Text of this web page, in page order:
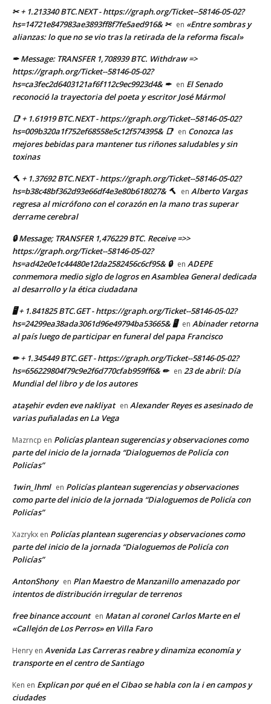
✂ + 1.213340 BTC.NEXT - https://graph.org/Ticket--58146-05-02?
hs=14721e847983ae3893ff8f7fe5aed916& ✂ en «Entre sombras y
alianzas: lo que no se vio tras la retirada de la reforma fiscal»
✒ Message: TRANSFER 1,708939 BTC. Withdraw =>
https://graph.org/Ticket--58146-05-02?
hs=ca3fec2d6403121af6f112c9ec9923d4& ✒ en El Senado
reconoció la trayectoria del poeta y escritor José Mármol
📑 + 1.61919 BTC.NEXT - https://graph.org/Ticket--58146-05-02?
hs=009b320a1f752ef68558e5c12f574395& 📑 en Conozca las
mejores bebidas para mantener tus riñones saludables y sin
toxinas
🔨 + 1.37692 BTC.NEXT - https://graph.org/Ticket--58146-05-02?
hs=b38c48bf362d93e66df4e3e80b618027& 🔨 en Alberto Vargas
regresa al micrófono con el corazón en la mano tras superar
derrame cerebral
🔒 Message; TRANSFER 1,476229 BTC. Receive =>>
https://graph.org/Ticket--58146-05-02?
hs=ad42e0e1c44480e12da2582456c6cf95& 🔒 en ADEPE
conmemora medio siglo de logros en Asamblea General dedicada
al desarrollo y la ética ciudadana
🖥 + 1.841825 BTC.GET - https://graph.org/Ticket--58146-05-02?
hs=24299ea38ada3061d96e49794ba53665& 🖥 en Abinader retorna
al país luego de participar en funeral del papa Francisco
✏ + 1.345449 BTC.GET - https://graph.org/Ticket--58146-05-02?
hs=656229804f79c9e2f6d770cfab959ff6& ✏ en 23 de abril: Día
Mundial del libro y de los autores
ataşehir evden eve nakliyat en Alexander Reyes es asesinado de
varias puñaladas en La Vega
Mazrncp en Policías plantean sugerencias y observaciones como
parte del inicio de la jornada “Dialoguemos de Policía con
Policías”
1win_lhml en Policías plantean sugerencias y observaciones
como parte del inicio de la jornada “Dialoguemos de Policía con
Policías”
Xazrykx en Policías plantean sugerencias y observaciones como
parte del inicio de la jornada “Dialoguemos de Policía con
Policías”
AntonShony en Plan Maestro de Manzanillo amenazado por
intentos de distribución irregular de terrenos
free binance account en Matan al coronel Carlos Marte en el
«Callejón de Los Perros» en Villa Faro
Henry en Avenida Las Carreras reabre y dinamiza economía y
transporte en el centro de Santiago
Ken en Explican por qué en el Cibao se habla con la i en campos y
ciudades